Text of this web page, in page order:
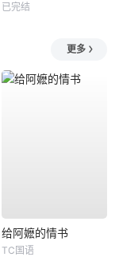
已完结
更多
给阿嬷的情书
TC国语